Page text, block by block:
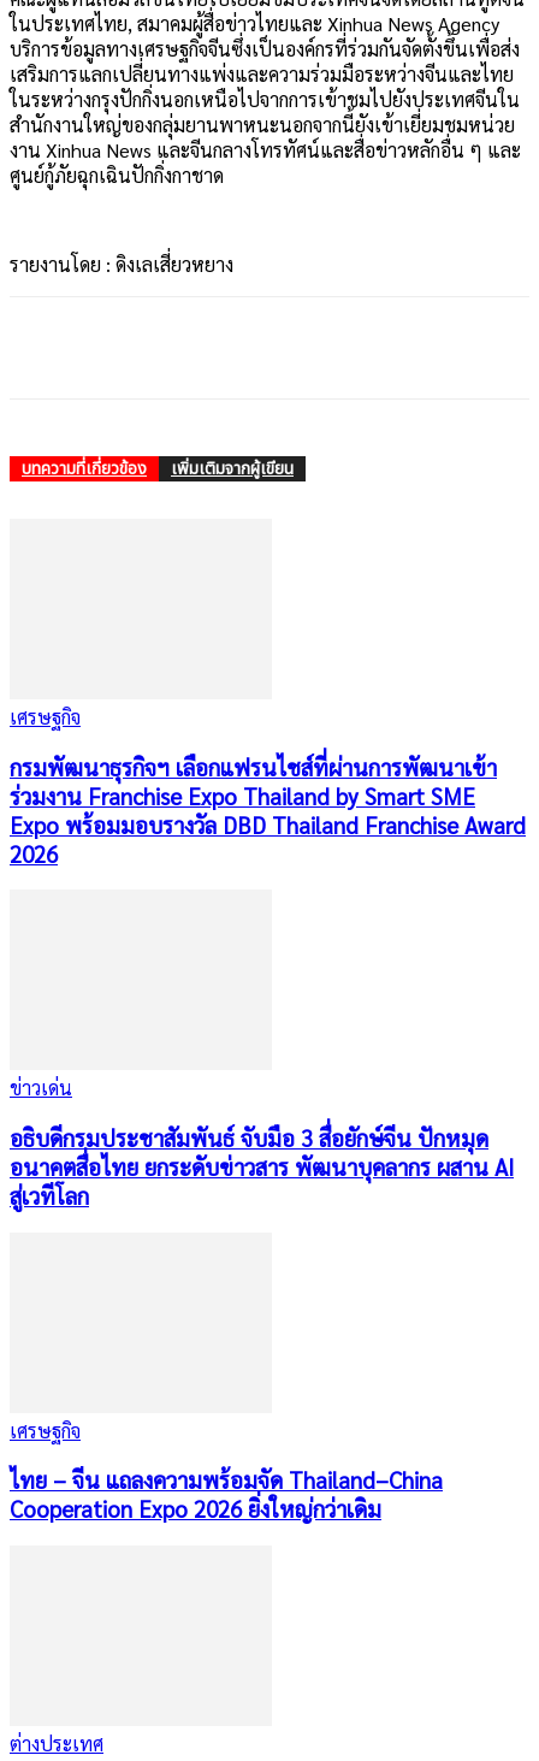
ในประเทศไทย, สมาคมผู้สื่อข่าวไทยและ Xinhua News Agency
บริการข้อมูลทางเศรษฐกิจจีนซึ่งเป็นองค์กรที่ร่วมกันจัดตั้งขึ้นเพื่อส่ง
เสริมการแลกเปลี่ยนทางแพ่งและความร่วมมือระหว่างจีนและไทย
ในระหว่างกรุงปักกิ่งนอกเหนือไปจากการเข้าชมไปยังประเทศจีนใน
สำนักงานใหญ่ของกลุ่มยานพาหนะนอกจากนี้ยังเข้าเยี่ยมชมหน่วย
งาน Xinhua News และจีนกลางโทรทัศน์และสื่อข่าวหลักอื่น ๆ และ
ศูนย์กู้ภัยฉุกเฉินปักกิ่งกาชาด
รายงานโดย : ดิงเลเสี่ยวหยาง
บทความที่เกี่ยวข้อง เพิ่มเติมจากผู้เขียน
เศรษฐกิจ
กรมพัฒนาธุรกิจฯ เลือกแฟรนไชส์ที่ผ่านการพัฒนาเข้า
ร่วมงาน Franchise Expo Thailand by Smart SME
Expo พร้อมมอบรางวัล DBD Thailand Franchise Award
2026
ข่าวเด่น
อธิบดีกรมประชาสัมพันธ์ จับมือ 3 สื่อยักษ์จีน ปักหมุด
อนาคตสื่อไทย ยกระดับข่าวสาร พัฒนาบุคลากร ผสาน AI
สู่เวทีโลก
เศรษฐกิจ
ไทย – จีน แถลงความพร้อมจัด Thailand–China
Cooperation Expo 2026 ยิ่งใหญ่กว่าเดิม
ต่างประเทศ